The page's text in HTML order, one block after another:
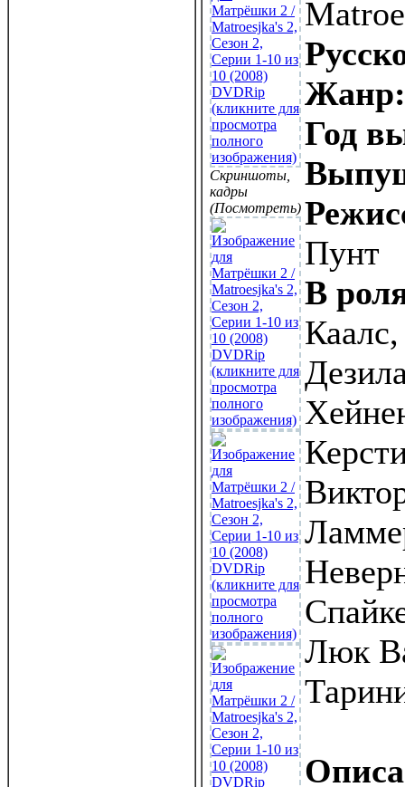
Скриншоты,
кадры
(Посмотреть)
Жанр:
Год
Пунт
В
Люк